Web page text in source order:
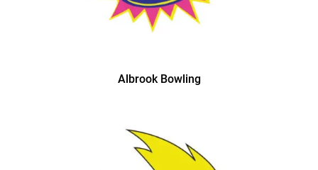
Albrook Bowling